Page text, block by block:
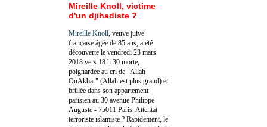
Mireille Knoll, victime
d'un djihadiste ?
Mireille Knoll , veuve juive
française âgée de 85 ans, a été
découverte le vendredi 23 mars
2018 vers 18 h 30 morte,
poignardée au cri de "Allah
OuAkbar" (Allah est plus grand) et
brûlée dans son appartement
parisien au 30 avenue Philippe
Auguste - 75011 Paris. Attentat
terroriste islamiste ? Rapidement, le